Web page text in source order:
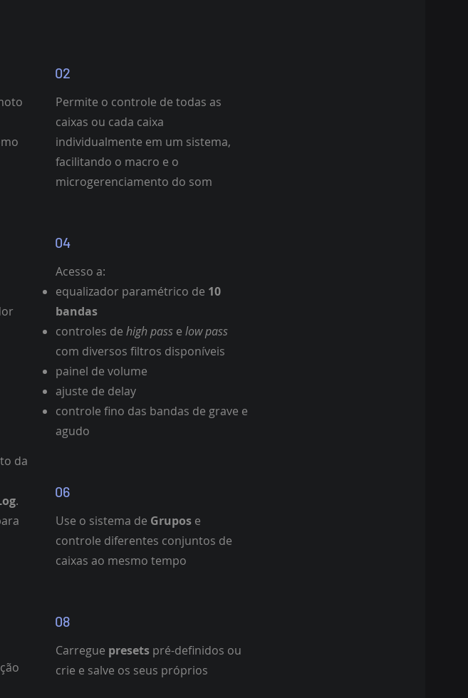
da
.
02
Permite o controle de todas as
caixas ou cada caixa
individualmente em um sistema,
facilitando o macro e o
microgerenciamento do som
04
Acesso a:
equalizador paramétrico de 10
bandas
controles dehigh pass elow pass
com diversos filtros disponíveis
painel de volume
ajuste de delay
controle fino das bandas de grave e
agudo
06
Use o sistema de Grupos e
controle diferentes conjuntos de
caixas ao mesmo tempo
08
Carregue presets pré-definidos ou
crie e salve os seus próprios